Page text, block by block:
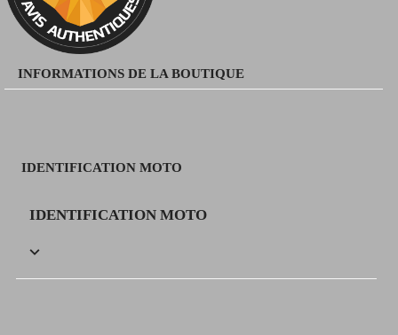
INFORMATIONS DE LA BOUTIQUE
IDENTIFICATION MOTO
IDENTIFICATION MOTO
